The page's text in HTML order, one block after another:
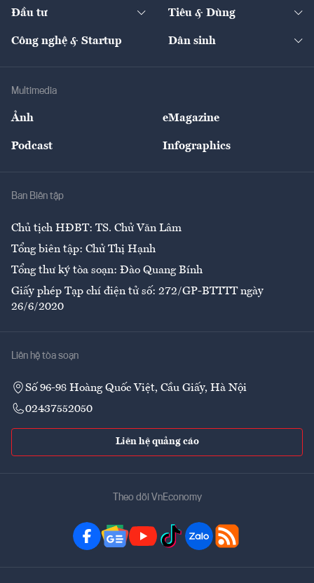
Quản trị số
Tư vấn
Thị trường
Nông sản
The Guide
Đầu tư Tiêu & Dùng
Giải trí
Công nghệ & Startup Dân sinh
Multimedia
Ảnh eMagazine
Podcast Infographics
Ban Biên tập
Chủ tịch HĐBT: TS. Chử Văn Lâm
Tổng biên tập: Chử Thị Hạnh
Tổng thư ký tòa soạn: Đào Quang Bính
Giấy phép Tạp chí điện tử số: 272/GP-BTTTT ngày
26/6/2020
Liên hệ tòa soạn
Số 96-98 Hoàng Quốc Việt, Cầu Giấy, Hà Nội
02437552050
Liên hệ quảng cáo
Theo dõi VnEconomy